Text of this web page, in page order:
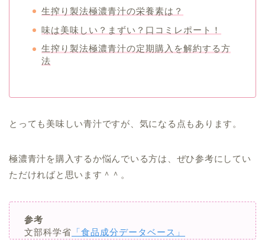
生搾り製法極濃青汁の栄養素は？
味は美味しい？まずい？口コミレポート！
生搾り製法極濃青汁の定期購入を解約する方
法
とっても美味しい青汁ですが、気になる点もあります。
極濃青汁を購入するか悩んでいる方は、ぜひ参考にしてい
ただければと思います＾＾。
参考
文部科学省 「食品成分データベース」